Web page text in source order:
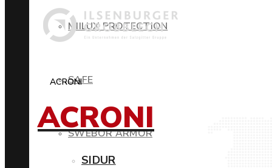
MIILUX PROTECTION
SAFE
SWEBOR ARMOR
ACRONI
ACRONI
SIDUR